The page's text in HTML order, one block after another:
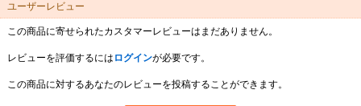
ユーザーレビュー
この商品に寄せられたカスタマーレビューはまだありません。
レビューを評価するには ログインが必要です。
この商品に対するあなたのレビューを投稿することができます。